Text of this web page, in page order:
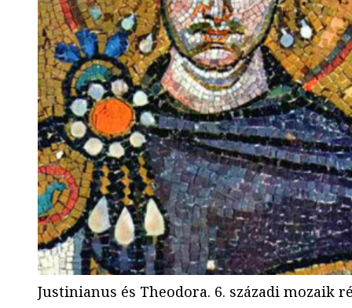
Justinianus és Theodora. 6. századi mozaik